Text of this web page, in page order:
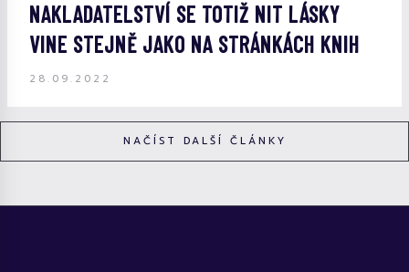
NAKLADATELSTVÍ SE TOTIŽ NIT LÁSKY
VINE STEJNĚ JAKO NA STRÁNKÁCH KNIH
28.09.2022
NAČÍST DALŠÍ ČLÁNKY